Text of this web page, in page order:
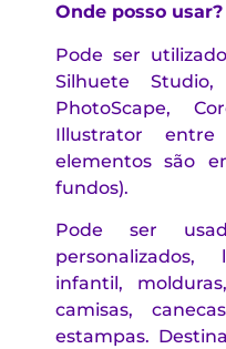
Onde posso usar?
Pode ser
Silhuete
PhotoScape,
Illustrator
elementos são
fundos).
Pode ser
personalizados,
infantil,
camisas,
estampas.